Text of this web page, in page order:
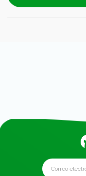
Alternative: